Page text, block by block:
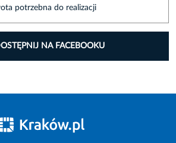
potrzebna do realizacji
NA FACEBOOKU